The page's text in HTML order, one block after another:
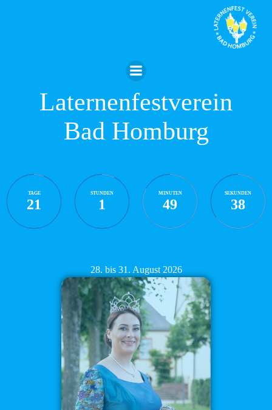
Laternenfestverein
Bad Homburg
TAGE
21
STUNDEN
1
MINUTEN
49
SEKUNDEN
37
28. bis 31. August 2026